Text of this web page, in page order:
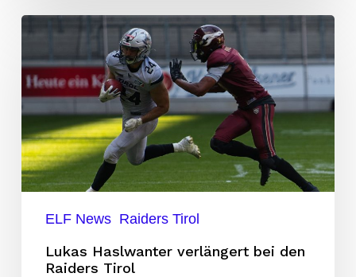
verlängert
bei
den
Raiders
Tirol
ELF News Raiders Tirol
Lukas Haslwanter verlängert bei den
Raiders Tirol